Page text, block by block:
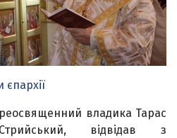
єпархії
владика Тарас
відвідав з